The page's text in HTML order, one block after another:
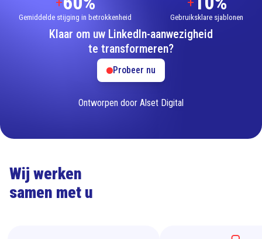
Gemiddelde stijging in betrokkenheid Gebruiksklare sjablonen
Klaar om uw LinkedIn-aanwezigheid
te transformeren?
Probeer nu
Ontworpen door Alset Digital
Wij werken
samen met u